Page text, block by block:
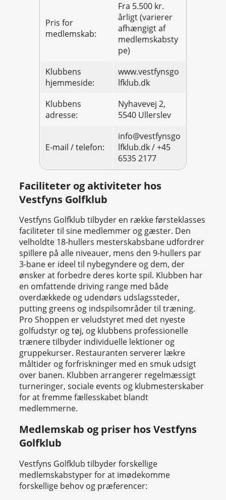
Pris for
medlemskab:
Fra 5.500 kr.
årligt (varierer
afhængigt af
medlemskabsty
pe)
Klubbens
hjemmeside:
www.vestfynsgo
lfklub.dk
Klubbens
adresse:
Nyhavevej 2,
5540 Ullerslev
E-mail / telefon:
info@vestfynsgo
lfklub.dk / +45
6535 2177
Faciliteter og aktiviteter hos
Vestfyns Golfklub
Vestfyns Golfklub tilbyder en række førsteklasses
faciliteter til sine medlemmer og gæster. Den
velholdte 18-hullers mesterskabsbane udfordrer
spillere på alle niveauer, mens den 9-hullers par
3-bane er ideel til nybegyndere og dem, der
ønsker at forbedre deres korte spil. Klubben har
en omfattende driving range med både
overdækkede og udendørs udslagssteder,
putting greens og indspilsområder til træning.
Pro Shoppen er veludstyret med det nyeste
golfudstyr og tøj, og klubbens professionelle
trænere tilbyder individuelle lektioner og
gruppekurser. Restauranten serverer lækre
måltider og forfriskninger med en smuk udsigt
over banen. Klubben arrangerer regelmæssigt
turneringer, sociale events og klubmesterskaber
for at fremme fællesskabet blandt
medlemmerne.
Medlemskab og priser hos Vestfyns
Golfklub
Vestfyns Golfklub tilbyder forskellige
medlemskabstyper for at imødekomme
forskellige behov og præferencer: